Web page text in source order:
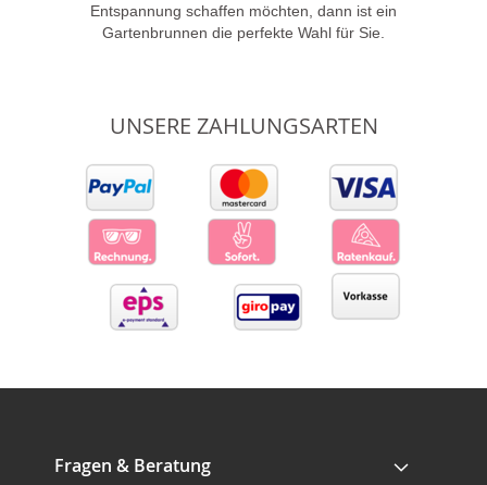
Entspannung schaffen möchten, dann ist ein
Gartenbrunnen die perfekte Wahl für Sie.
UNSERE ZAHLUNGSARTEN
Fragen & Beratung